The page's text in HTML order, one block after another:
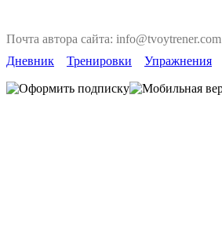
Почта автора сайта: info@tvoytrener.com
Дневник
Тренировки Упражнения